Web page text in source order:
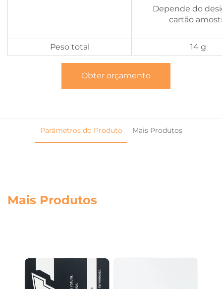
Depende do
cartão
Peso total 14 g
Obter orçamento
Parâmetros do Produto Mais Produtos
Mais Produtos